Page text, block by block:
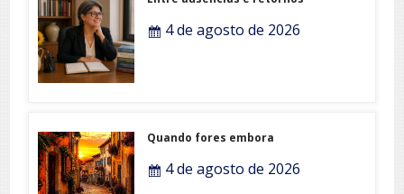
4 de agosto de 2026
Quando fores embora
4 de agosto de 2026